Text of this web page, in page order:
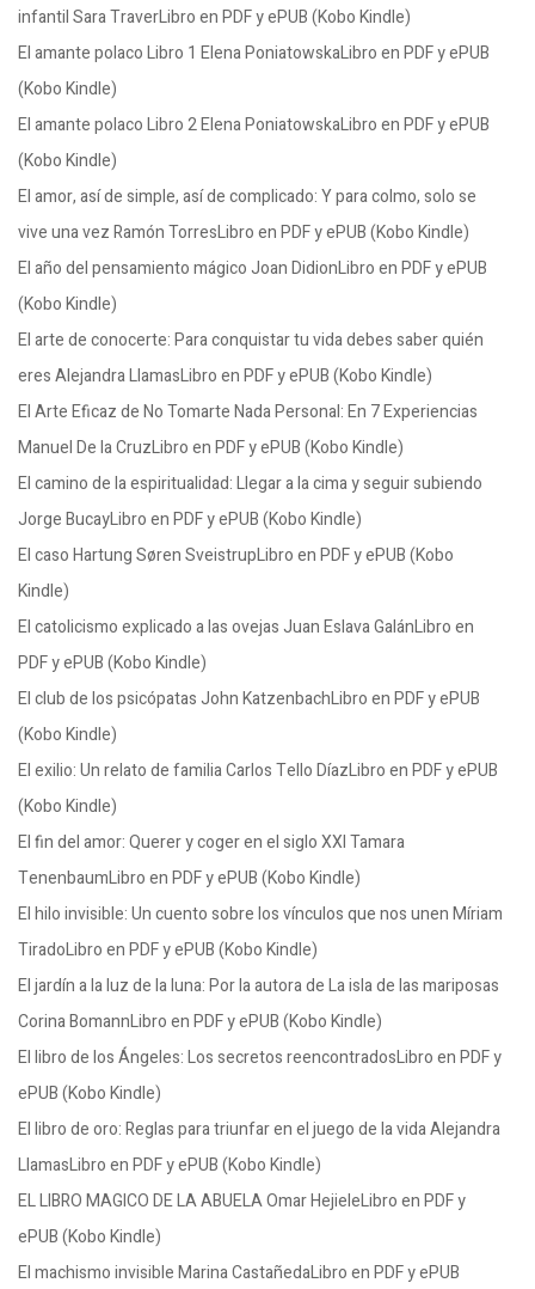
infantil Sara TraverLibro en PDF y ePUB (Kobo Kindle)
El amante polaco Libro 1 Elena PoniatowskaLibro en PDF y ePUB
(Kobo Kindle)
El amante polaco Libro 2 Elena PoniatowskaLibro en PDF y ePUB
(Kobo Kindle)
El amor, así de simple, así de complicado: Y para colmo, solo se
vive una vez Ramón TorresLibro en PDF y ePUB (Kobo Kindle)
El año del pensamiento mágico Joan DidionLibro en PDF y ePUB
(Kobo Kindle)
El arte de conocerte: Para conquistar tu vida debes saber quién
eres Alejandra LlamasLibro en PDF y ePUB (Kobo Kindle)
El Arte Eficaz de No Tomarte Nada Personal: En 7 Experiencias
Manuel De la CruzLibro en PDF y ePUB (Kobo Kindle)
El camino de la espiritualidad: Llegar a la cima y seguir subiendo
Jorge BucayLibro en PDF y ePUB (Kobo Kindle)
El caso Hartung Søren SveistrupLibro en PDF y ePUB (Kobo
Kindle)
El catolicismo explicado a las ovejas Juan Eslava GalánLibro en
PDF y ePUB (Kobo Kindle)
El club de los psicópatas John KatzenbachLibro en PDF y ePUB
(Kobo Kindle)
El exilio: Un relato de familia Carlos Tello DíazLibro en PDF y ePUB
(Kobo Kindle)
El fin del amor: Querer y coger en el siglo XXI Tamara
TenenbaumLibro en PDF y ePUB (Kobo Kindle)
El hilo invisible: Un cuento sobre los vínculos que nos unen Míriam
TiradoLibro en PDF y ePUB (Kobo Kindle)
El jardín a la luz de la luna: Por la autora de La isla de las mariposas
Corina BomannLibro en PDF y ePUB (Kobo Kindle)
El libro de los Ángeles: Los secretos reencontradosLibro en PDF y
ePUB (Kobo Kindle)
El libro de oro: Reglas para triunfar en el juego de la vida Alejandra
LlamasLibro en PDF y ePUB (Kobo Kindle)
EL LIBRO MAGICO DE LA ABUELA Omar HejieleLibro en PDF y
ePUB (Kobo Kindle)
El machismo invisible Marina CastañedaLibro en PDF y ePUB